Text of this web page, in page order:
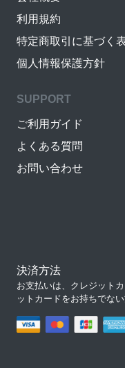
利用規約
特定商取引に基づく
個人情報保護方針
SUPPORT
ご利用ガイド
よくある質問
お問い合わせ
決済方法
お支払いは、クレジット
ットカードをお持ちでな